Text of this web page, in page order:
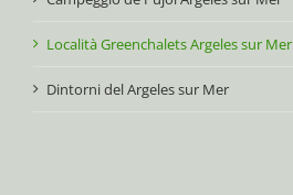
Località Greenchalets Argeles sur Mer
Dintorni del Argeles sur Mer